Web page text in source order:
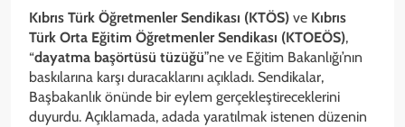
Kıbrıs Türk Öğretmenler Sendikası (KTÖS) ve Kıbrıs
Türk Orta Eğitim Öğretmenler Sendikası (KTOEÖS),
“dayatma başörtüsü tüzüğü”ne ve Eğitim Bakanlığı’nın
baskılarına karşı duracaklarını açıkladı. Sendikalar,
Başbakanlık önünde bir eylem gerçekleştireceklerini
duyurdu. Açıklamada, adada yaratılmak istenen düzenin